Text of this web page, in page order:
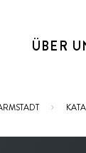
ÜBER